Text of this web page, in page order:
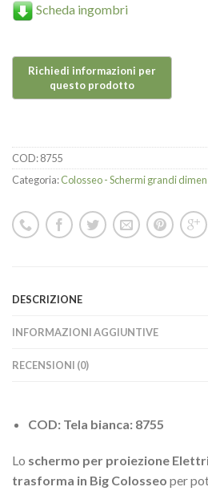
Scheda ingombri
COD:8755
Categoria:Colosseo - Schermi grandi
DESCRIZIONE
INFORMAZIONI AGGIUNTIVE
RECENSIONI (0)
COD: Tela bianca: 8755
Lo schermo per proiezione
trasforma in Big Colosseo per